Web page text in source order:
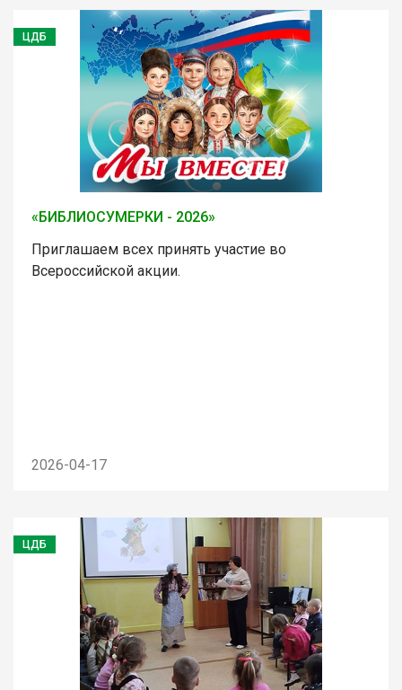
ЦДБ
«БИБЛИОСУМЕРКИ - 2026»
Приглашаем всех принять участие во
Всероссийской акции.
2026-04-17
ЦДБ